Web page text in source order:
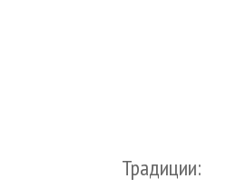
Традиции: